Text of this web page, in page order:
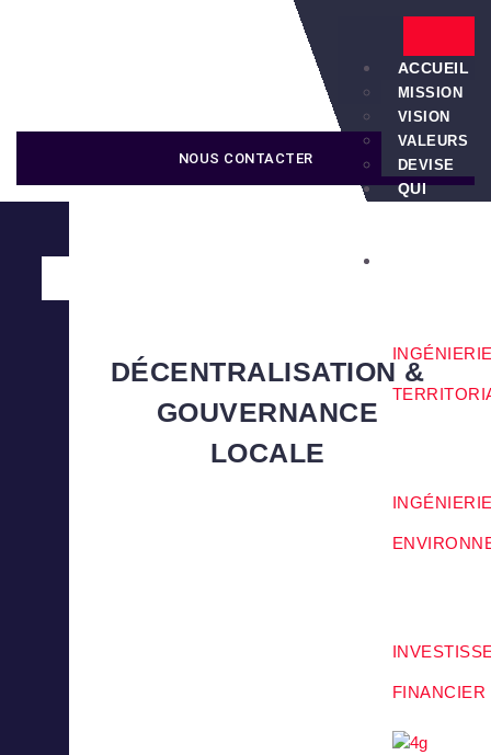
ACCUEIL
MISSION
VISION
VALEURS
DEVISE
QUI
FINANCIER
NOUS CONTACTER
DÉCENTRALISATION &
GOUVERNANCE
LOCALE